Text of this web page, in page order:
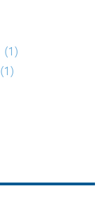
(1)
(1)